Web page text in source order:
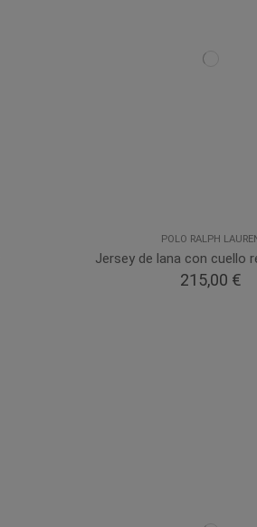
POLO RALPH
Jersey de lana con cuello
215,00 €